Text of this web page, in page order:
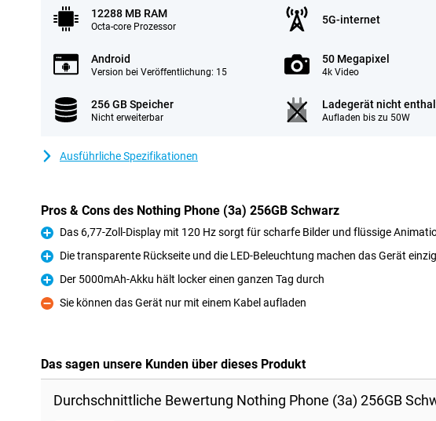
12288 MB RAM
Octa-core Prozessor
5G-internet
Android
Version bei Veröffentlichung: 15
50 Megapixel
4k Video
256 GB Speicher
Nicht erweiterbar
Ladegerät nicht
Aufladen bis zu 50W
Ausführliche Spezifikationen
Pros & Cons des Nothing Phone (3a) 256GB Schwarz
Pro
Das 6,77-Zoll-Display mit 120 Hz sorgt für scharfe Bilder und flüssige
Pro
Die transparente Rückseite und die LED-Beleuchtung machen das Gerät
Pro
Der 5000mAh-Akku hält locker einen ganzen Tag durch
Kontra
Sie können das Gerät nur mit einem Kabel aufladen
Das sagen unsere Kunden über dieses Produkt
Durchschnittliche Bewertung Nothing Phone (3a) 256GB